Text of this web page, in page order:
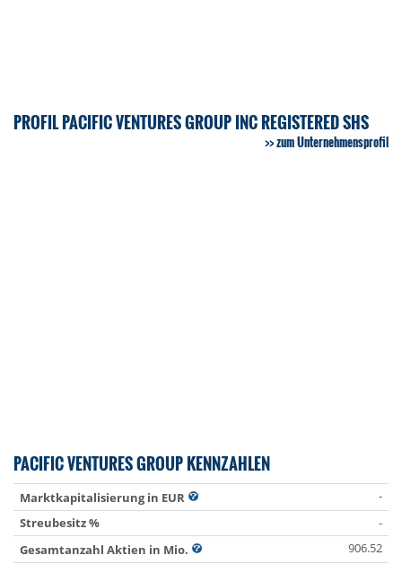
PROFIL PACIFIC VENTURES GROUP INC REGISTERED SHS
zum Unternehmensprofil
PACIFIC VENTURES GROUP KENNZAHLEN
Marktkapitalisierung in EUR
-
Streubesitz %
-
Gesamtanzahl Aktien in Mio.
906.52